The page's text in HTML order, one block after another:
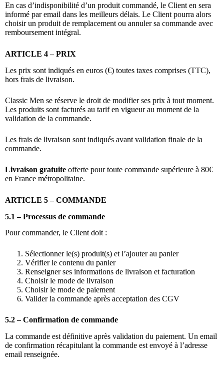
En cas d’indisponibilité d’un produit commandé, le Client en sera
informé par email dans les meilleurs délais. Le Client pourra alors
choisir un produit de remplacement ou annuler sa commande avec
remboursement intégral.
ARTICLE 4 – PRIX
Les prix sont indiqués en euros (€) toutes taxes comprises (TTC),
hors frais de livraison.
Classic Men se réserve le droit de modifier ses prix à tout moment.
Les produits sont facturés au tarif en vigueur au moment de la
validation de la commande.
Les frais de livraison sont indiqués avant validation finale de la
commande.
Livraison gratuite offerte pour toute commande supérieure à 80€
en France métropolitaine.
ARTICLE 5 – COMMANDE
5.1 – Processus de commande
Pour commander, le Client doit :
Sélectionner le(s) produit(s) et l’ajouter au panier
Vérifier le contenu du panier
Renseigner ses informations de livraison et facturation
Choisir le mode de livraison
Choisir le mode de paiement
Valider la commande après acceptation des CGV
5.2 – Confirmation de commande
La commande est définitive après validation du paiement. Un email
de confirmation récapitulant la commande est envoyé à l’adresse
email renseignée.